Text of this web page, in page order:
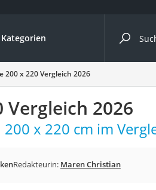
Kategorien
Vergleiche nach Kategorie
Topper
200 x 220 Vergleich 2026
Vergleich 2026
x 220 cm im
Redakteurin: Maren Christian